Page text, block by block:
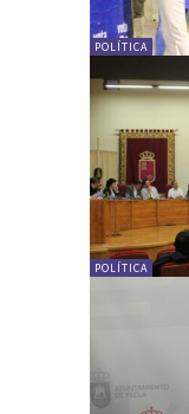
POLÍTICA
POLÍTICA